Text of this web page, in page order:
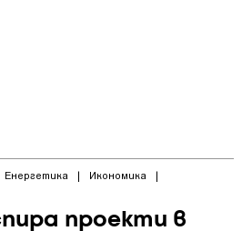
Енергетика | Икономика |
проекти в